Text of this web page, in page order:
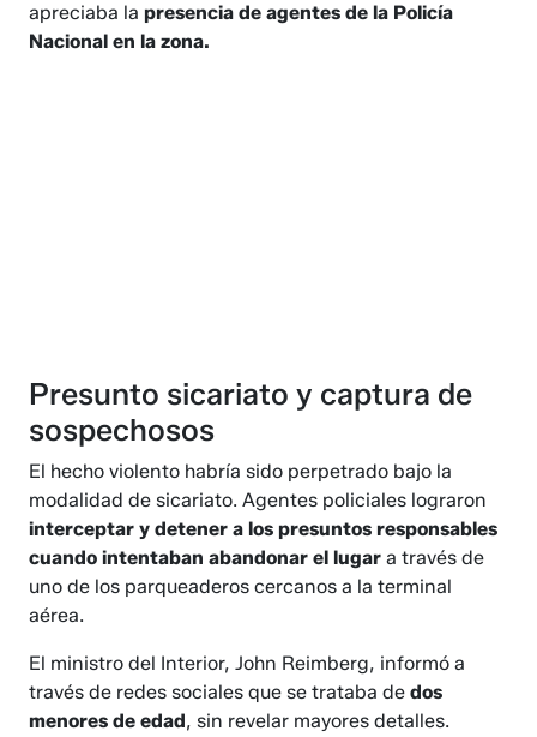
apreciaba lapresencia de agentes de la Policía
Nacional en la zona.
Presunto sicariato y captura de
sospechosos
El hecho violento habría sido perpetrado bajo la
modalidad de sicariato. Agentes policiales lograron
interceptar y detener a los presuntos responsables
cuando intentaban abandonar el lugar a través de
uno de los parqueaderos cercanos a la terminal
aérea.
El ministro del Interior, John Reimberg, informó a
través de redes sociales que se trataba dedos
menores de edad, sin revelar mayores detalles.